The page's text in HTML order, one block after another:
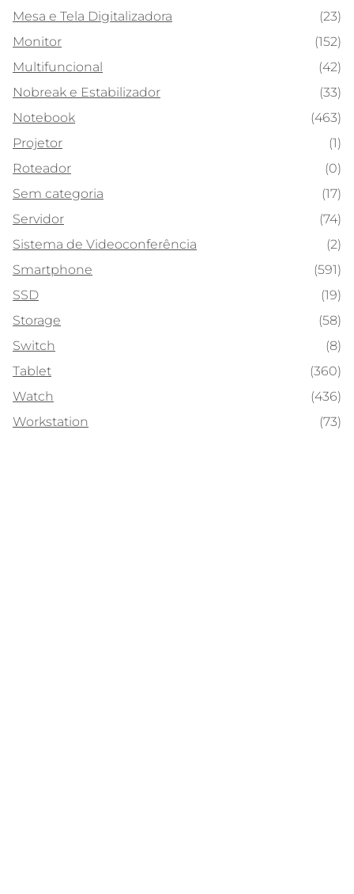
Mesa e Tela Digitalizadora
(23)
Monitor
(152)
Multifuncional
(42)
Nobreak e Estabilizador
(33)
Notebook
(463)
Projetor
(1)
Roteador
(0)
Sem categoria
(17)
Servidor
(74)
Sistema de Videoconferência
(2)
Smartphone
(591)
SSD
(19)
Storage
(58)
Switch
(8)
Tablet
(360)
Watch
(436)
Workstation
(73)